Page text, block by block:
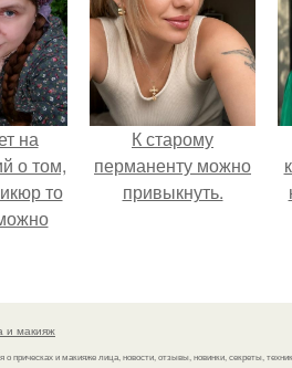
на
о том,
то
К старому
перманенту можно
привыкнуть.
и макияж
прическах и макияже лица, новости, отзывы, новинки, секреты,